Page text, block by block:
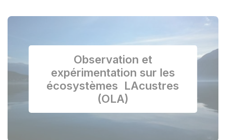
Observation et
expérimentation sur les
écosystèmes LAcustres
(OLA)